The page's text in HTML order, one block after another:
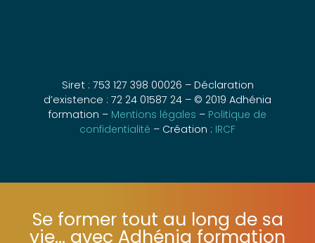
Siret : 753 127 398 00026 – Déclaration
d’existence : 72 24 01587 24 – © 2019 Adhénia
formation –Mentions légales– Politique de
Se former tout au long de sa